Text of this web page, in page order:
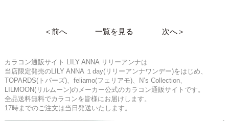
＜前へ 一覧を見る 次へ＞
カラコン通販サイト LILY ANNA リリーアンナは
当店限定発売のLILY ANNA １day(リリーアンナワンデー)をはじめ、
TOPARDS(トパーズ)、feliamo(フェリアモ)、N’s Collection、
LILMOON(リルムーン)のメーカー公式のカラコン通販サイトです。
全品送料無料でカラコンを皆様にお届けします。
17時までのご注文は当日発送いたします。